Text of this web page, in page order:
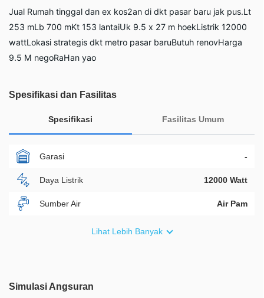
Jual Rumah tinggal dan ex kos2an di dkt pasar baru jak pus.Lt
253 mLb 700 mKt 153 lantaiUk 9.5 x 27 m hoekListrik 12000
wattLokasi strategis dkt metro pasar baruButuh renovHarga
9.5 M negoRaHan yao
Spesifikasi dan Fasilitas
Spesifikasi Fasilitas Umum
Garasi -
Daya Listrik 12000 Watt
Sumber Air Air Pam
Lihat Lebih Banyak
Simulasi Angsuran